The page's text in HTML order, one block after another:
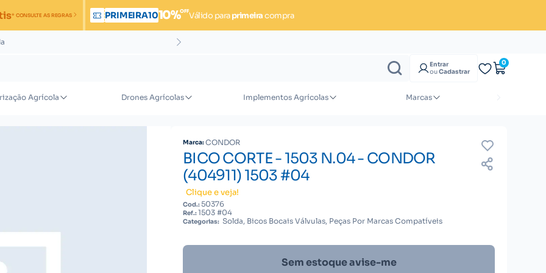
* CONSULTE AS REGRAS PRIMEIRA1010%OFFVálido paraprimeiracompra
Entrar
ouCadastrar
0
Agrícola Drones Agrícolas Implementos Agrícolas Marcas
Marca:CONDOR
BICO CORTE - 1503 N.04 - CONDOR
(404911) 1503 #04
Clique e veja!
Cod.:50376
Ref.:1503 #04
Categorias: Solda, Bicos Bocais Válvulas, Peças Por Marcas Compatíveis
Sem estoque avise-me